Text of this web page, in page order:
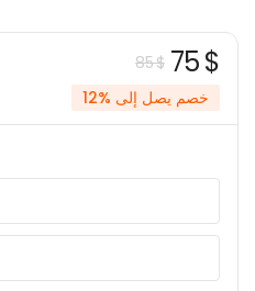
85 $ 75 $
خصم يصل إلى %12